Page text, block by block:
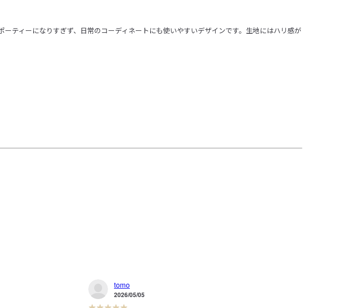
ティーになりすぎず、日常のコーディネートにも使いやすいデザインです。生地にはハリ感が
tomo
2026/05/05